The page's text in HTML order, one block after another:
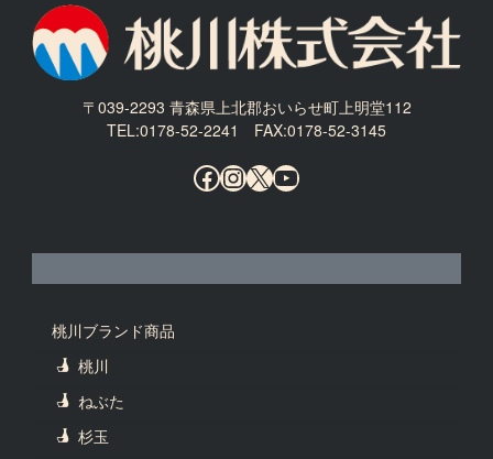
〒039-2293 青森県上北郡おいらせ町上明堂112
TEL:0178-52-2241 FAX:0178-52-3145
Facebook
Instagram
X YouTube
桃川ブランド商品
桃川
ねぶた
杉玉